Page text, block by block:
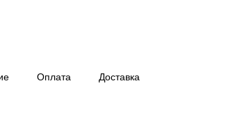
Оплата Доставка